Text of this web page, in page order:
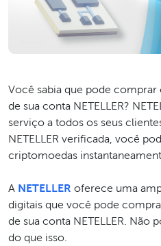
Você sabia que pode
de sua conta NETELLER?
serviço a todos os seus
NETELLER verificada, você
criptomoedas
A NETELLER oferece uma
digitais que você pode
de sua conta NETELLER. Não
do que isso.